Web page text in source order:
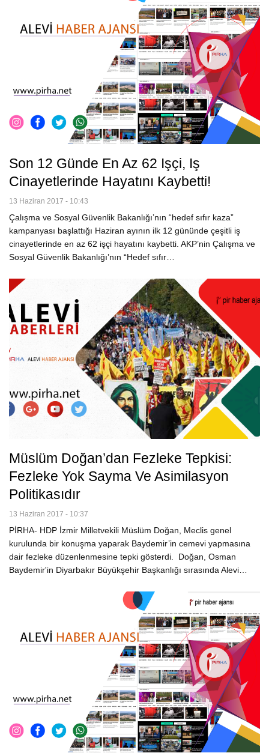
Son 12 Günde En Az 62 Işçi, Iş
Cinayetlerinde Hayatını Kaybetti!
13 Haziran 2017 - 10:43
Çalışma ve Sosyal Güvenlik Bakanlığı’nın “hedef sıfır kaza”
kampanyası başlattığı Haziran ayının ilk 12 gününde çeşitli iş
cinayetlerinde en az 62 işçi hayatını kaybetti. AKP’nin Çalışma ve
Sosyal Güvenlik Bakanlığı’nın “Hedef sıfır…
Müslüm Doğan’dan Fezleke Tepkisi:
Fezleke Yok Sayma Ve Asimilasyon
Politikasıdır
13 Haziran 2017 - 10:37
PİRHA- HDP İzmir Milletvekili Müslüm Doğan, Meclis genel
kurulunda bir konuşma yaparak Baydemir’in cemevi yapmasına
dair fezleke düzenlenmesine tepki gösterdi. Doğan, Osman
Baydemir'in Diyarbakır Büyükşehir Başkanlığı sırasında Alevi…